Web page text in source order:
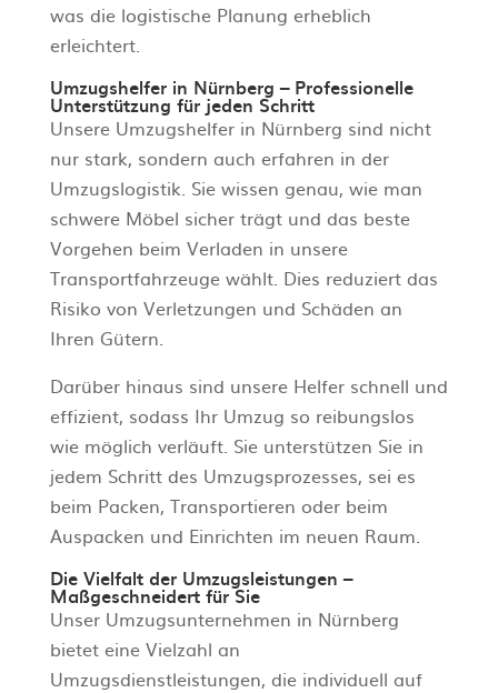
was die logistische Planung erheblich
erleichtert.
Umzugshelfer in Nürnberg – Professionelle
Unterstützung für jeden Schritt
Unsere Umzugshelfer in Nürnberg sind nicht
nur stark, sondern auch erfahren in der
Umzugslogistik. Sie wissen genau, wie man
schwere Möbel sicher trägt und das beste
Vorgehen beim Verladen in unsere
Transportfahrzeuge wählt. Dies reduziert das
Risiko von Verletzungen und Schäden an
Ihren Gütern.
Darüber hinaus sind unsere Helfer schnell und
effizient, sodass Ihr Umzug so reibungslos
wie möglich verläuft. Sie unterstützen Sie in
jedem Schritt des Umzugsprozesses, sei es
beim Packen, Transportieren oder beim
Auspacken und Einrichten im neuen Raum.
Die Vielfalt der Umzugsleistungen –
Maßgeschneidert für Sie
Unser Umzugsunternehmen in Nürnberg
bietet eine Vielzahl an
Umzugsdienstleistungen, die individuell auf